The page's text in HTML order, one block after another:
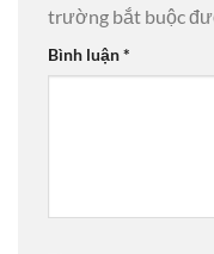
trường bắt buộc
Bình luận*